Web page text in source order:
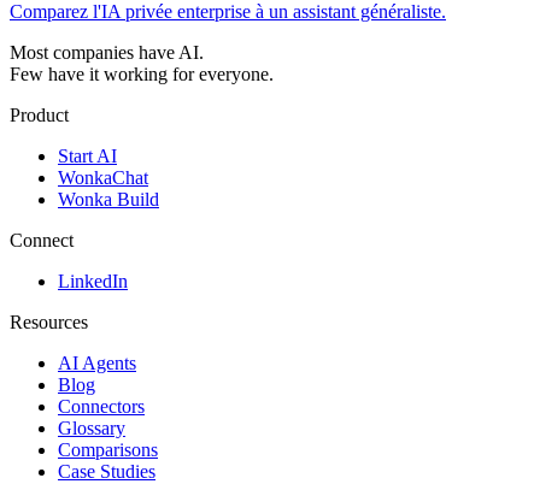
Comparez l'IA privée enterprise à un assistant généraliste.
Most companies have AI.
Few have it working for everyone.
Product
Start AI
WonkaChat
Wonka Build
Connect
LinkedIn
Resources
AI Agents
Blog
Connectors
Glossary
Comparisons
Case Studies